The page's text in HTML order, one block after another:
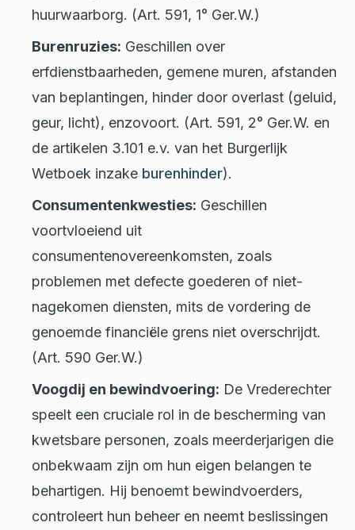
huurwaarborg. (Art. 591, 1° Ger.W.)
Burenruzies: Geschillen over
erfdienstbaarheden, gemene muren, afstanden
van beplantingen, hinder door overlast (geluid,
geur, licht), enzovoort. (Art. 591, 2° Ger.W. en
de artikelen 3.101 e.v. van het Burgerlijk
Wetboek inzake burenhinder).
Consumentenkwesties: Geschillen
voortvloeiend uit
consumentenovereenkomsten, zoals
problemen met defecte goederen of niet-
nagekomen diensten, mits de vordering de
genoemde financiële grens niet overschrijdt.
(Art. 590 Ger.W.)
Voogdij en bewindvoering: De Vrederechter
speelt een cruciale rol in de bescherming van
kwetsbare personen, zoals meerderjarigen die
onbekwaam zijn om hun eigen belangen te
behartigen. Hij benoemt bewindvoerders,
controleert hun beheer en neemt beslissingen